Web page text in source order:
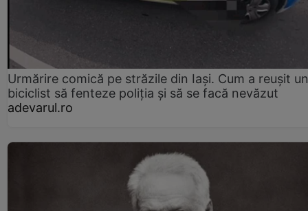
Urmărire comică pe străzile din Iași. Cum a reușit un
biciclist să fenteze poliția și să se facă nevăzut
adevarul.ro